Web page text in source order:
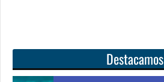
Destacamos